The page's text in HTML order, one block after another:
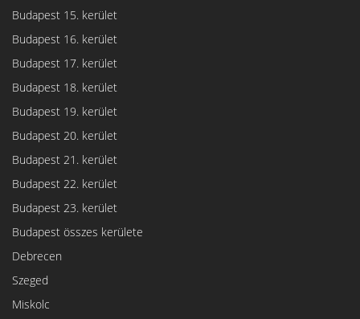
Budapest 15. kerület
Budapest 16. kerület
Budapest 17. kerület
Budapest 18. kerület
Budapest 19. kerület
Budapest 20. kerület
Budapest 21. kerület
Budapest 22. kerület
Budapest 23. kerület
Budapest összes kerülete
Debrecen
Szeged
Miskolc